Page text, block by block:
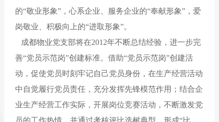
的“敬业形象”，心系企业、服务企业的“奉献形象”，爱
岗敬业、积极向上的“进取形象”。
成都物业党支部将在2012年不断总结经验，进一步完
善“党员示范岗”创建标准。借助“党员示范岗”创建活
动，促使党员时刻牢记自己党员身份，在生产经营活动
中自觉履行党员责任，充分发挥先锋模范作用；结合企
业生产经营工作实际，开展岗位竞赛活动，不断激发党
员的工作热情，并通过考核评比选树典型，形成“比、